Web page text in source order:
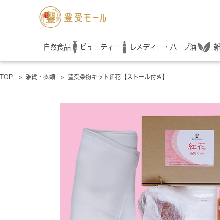
自然食品 ビューティー レメディー・ハーブ酒
TOP > 雑貨・衣類 > 豊受染物キット紅花【ストール付き】